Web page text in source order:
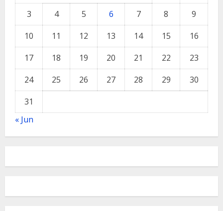
3
4 5 6 7 8
9
10
11 12 13 14 15
16
17
18 19 20 21 22
23
24
25 26 27 28 29
30
31
« Jun